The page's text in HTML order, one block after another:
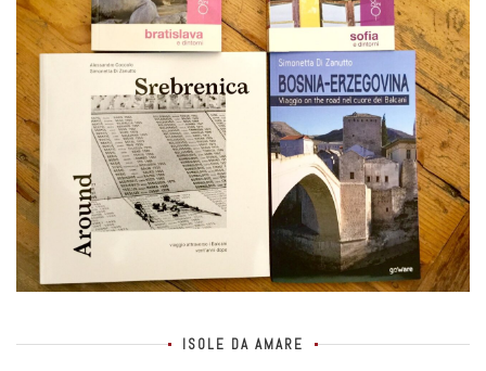
ISOLE DA AMARE